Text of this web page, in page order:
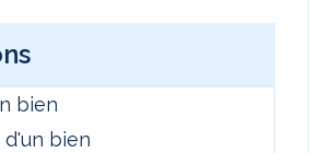
bien
bien